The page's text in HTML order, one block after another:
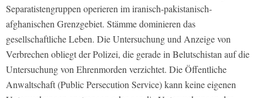
Separatistengruppen operieren im iranisch-pakistanisch-
afghanischen Grenzgebiet. Stämme dominieren das
gesellschaftliche Leben. Die Untersuchung und Anzeige von
Verbrechen obliegt der Polizei, die gerade in Belutschistan auf die
Untersuchung von Ehrenmorden verzichtet. Die Öffentliche
Anwaltschaft (Public Persecution Service) kann keine eigenen